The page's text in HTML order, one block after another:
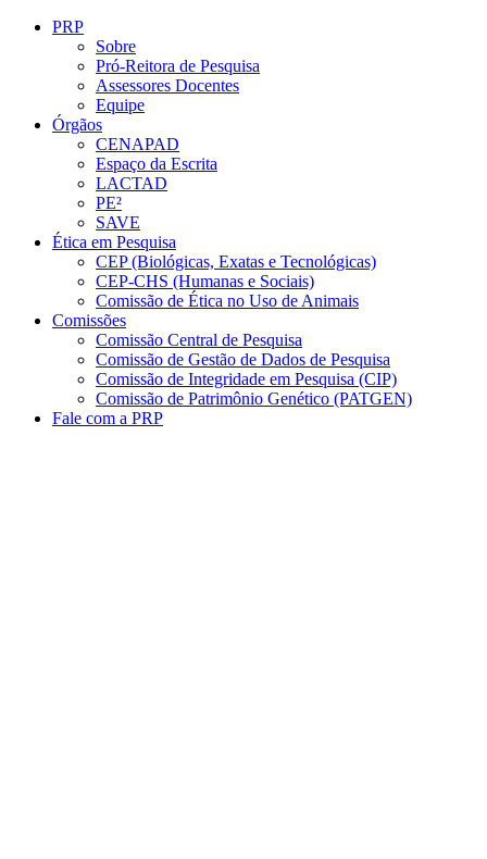
Conteúdo principal
PRP
Sobre
Pró-Reitora de Pesquisa
Assessores Docentes
Equipe
Órgãos
CENAPAD
Espaço da Escrita
LACTAD
PE²
SAVE
Ética em Pesquisa
CEP (Biológicas, Exatas e Tecnológicas)
CEP-CHS (Humanas e Sociais)
Comissão de Ética no Uso de Animais
Comissões
Comissão Central de Pesquisa
Comissão de Gestão de Dados de Pesquisa
Comissão de Integridade em Pesquisa (CIP)
Comissão de Patrimônio Genético (PATGEN)
Fale com a PRP